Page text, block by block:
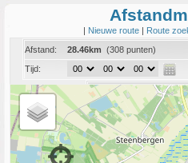
| Nieuwe route | Route
Afstand:
28.46km (308 punten)
Tijd:
Coord:
Info:Link naar deze route